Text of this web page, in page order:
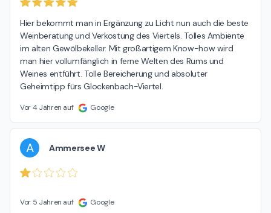
Hier bekommt man in Ergänzung zu Licht nun auch die beste
Weinberatung und Verkostung des Viertels. Tolles Ambiente
im alten Gewölbekeller. Mit großartigem Know-how wird
man hier vollumfänglich in ferne Welten des Rums und
Weines entführt. Tolle Bereicherung und absoluter
Geheimtipp fürs Glockenbach-Viertel.
Vor 4 Jahren auf Google
A Ammersee W
Vor 5 Jahren auf Google